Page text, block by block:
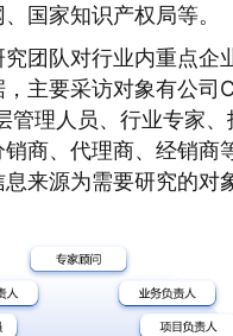
国家知识产权局等。
团队对行业内重点企
主要采访对象有公司
管理人员、行业专家、
销商、代理商、经销商
来源为需要研究的对